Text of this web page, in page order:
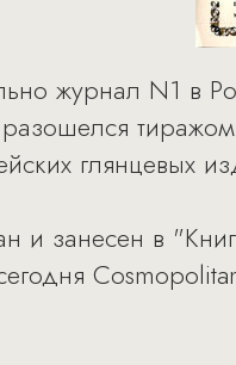
журнал N1 в
глянцевых
и занесен в